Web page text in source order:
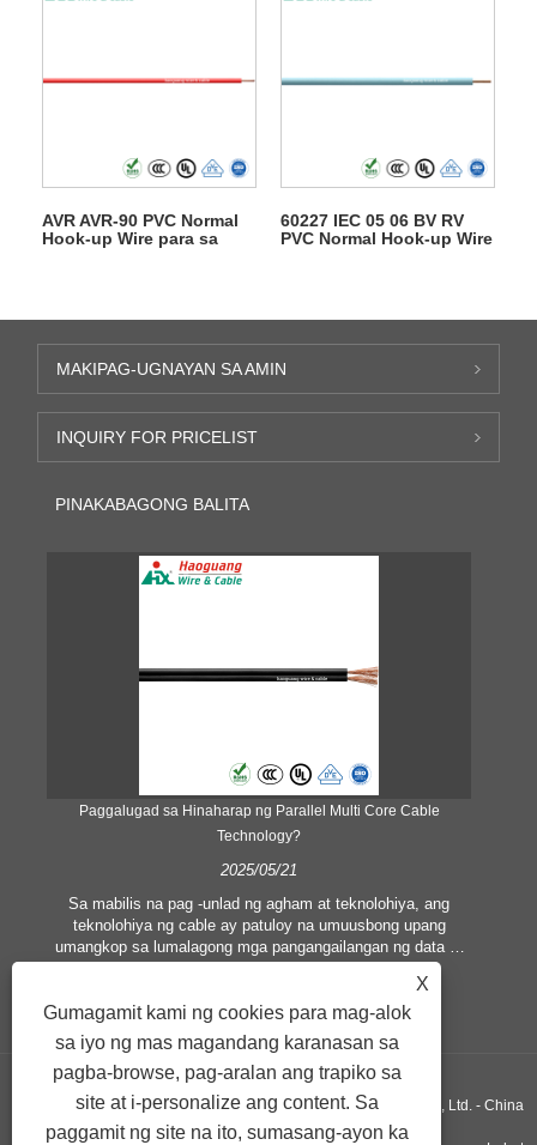
AVR AVR-90 PVC Normal
Hook-up Wire para sa
60227 IEC 05 06 BV RV
PVC Normal Hook-up Wire
MAKIPAG-UGNAYAN SA AMIN
INQUIRY FOR PRICELIST
PINAKABAGONG BALITA
Paggalugad sa Hinaharap ng Parallel Multi Core Cable
Technology?
2025/05/21
Sa mabilis na pag -unlad ng agham at teknolohiya, ang
teknolohiya ng cable ay patuloy na umuusbong upang
umangkop sa lumalagong mga pangangailangan ng data at
kumplikadong mga sistema ng komunikasyon. Sa larangang
ito, ang "Parallel Multi Core Cable" ay naging isang keyword
na nakakaakit ng maraming pansin, na kumakatawan sa
isang bagong uri ng disenyo ng cable na idinisenyo upang
mapabuti ang kahusayan ng paghahatid, bawasan ang
latency, at matugunan ang mga kinakailangan ng modernong
kagamitan sa komunikasyon.
Copyright © 2019 Xiangshan Haoguang Electric Wire & Cable Co, Ltd. - China
X
Gumagamit kami ng cookies para mag-alok
sa iyo ng mas magandang karanasan sa
pagba-browse, pag-aralan ang trapiko sa
site at i-personalize ang content. Sa
paggamit ng site na ito, sumasang-ayon ka